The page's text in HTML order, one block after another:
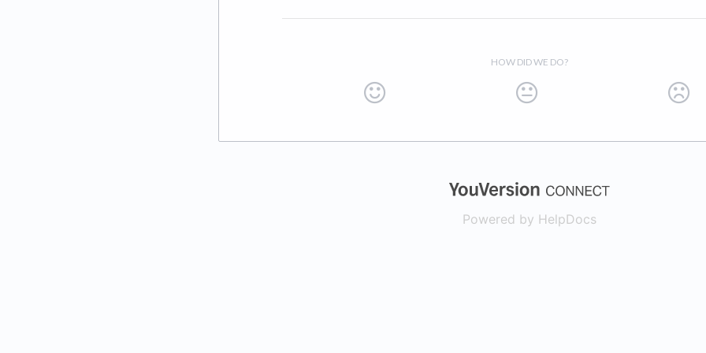
HOW DID WE DO?
(opens in a new
Powered by HelpDocs